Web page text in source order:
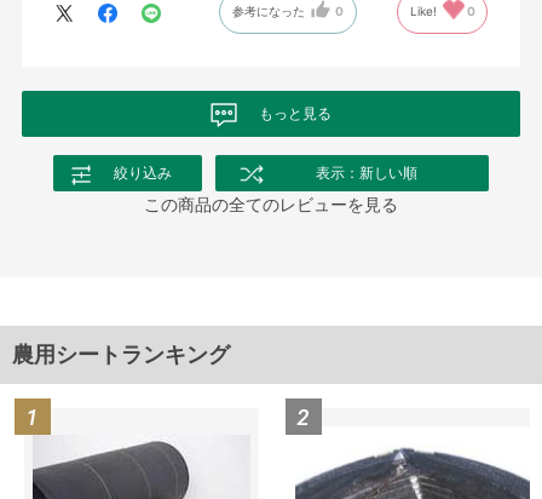
参考になった 0 Like! 0
もっと見る
絞り込み 表示：新しい順
この商品の全てのレビューを見る
農用シートランキング